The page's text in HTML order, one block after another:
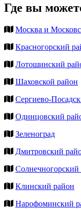
Где вы
Москва и
Красногорский
Лотошинский
Шаховской район
Сергиево-
Одинцовский
Зеленоград
Дмитровский
Солнечногорский
Клинский район
Нарофоминский